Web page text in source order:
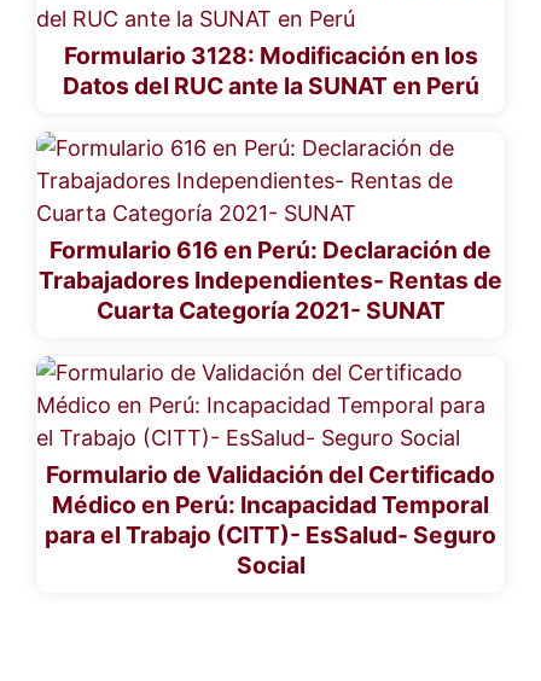
Formulario 3128: Modificación en los
Datos del RUC ante la SUNAT en Perú
Formulario 616 en Perú: Declaración de
Trabajadores Independientes- Rentas de
Cuarta Categoría 2021- SUNAT
Formulario de Validación del Certificado
Médico en Perú: Incapacidad Temporal
para el Trabajo (CITT)- EsSalud- Seguro
Social